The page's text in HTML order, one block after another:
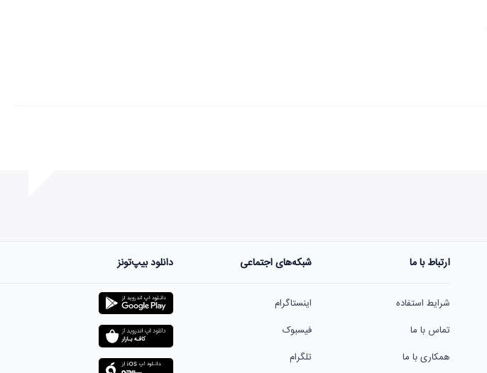
ارتباط با ما
شرایط استفاده
تماس با ما
همکاری با ما
شبکه‌های اجتماعی
اینستاگرام
فیسبوک
تلگرام
دانلود بیپ‌تونز